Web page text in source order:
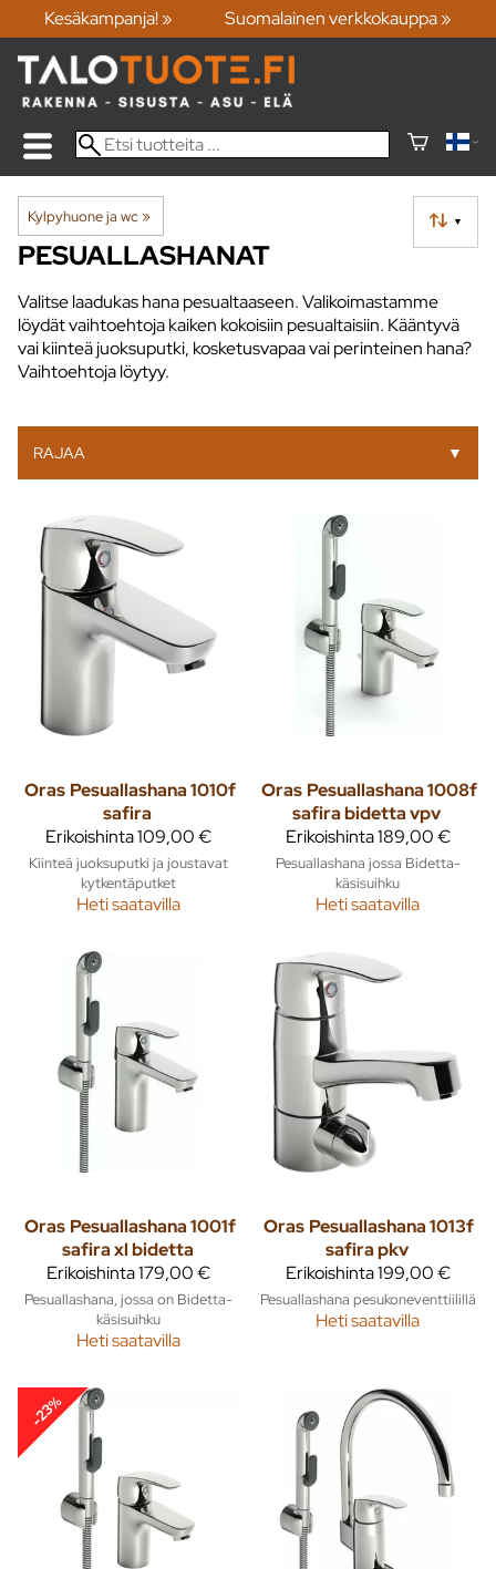
Kesäkampanja! » Suomalainen verkkokauppa »
Kylpyhuone ja wc‪» ▼
PESUALLASHANAT
Valitse laadukas hana pesualtaaseen. Valikoimastamme
löydät vaihtoehtoja kaiken kokoisiin pesualtaisiin. Kääntyvä
vai kiinteä juoksuputki, kosketusvapaa vai perinteinen hana?
Vaihtoehtoja löytyy.
RAJAA ▼
Oras Pesuallashana 1010f
safira
Erikoishinta109,00 €
Kiinteä juoksuputki ja joustavat
kytkentäputket
Heti saatavilla
Oras Pesuallashana 1008f
safira bidetta vpv
Erikoishinta189,00 €
Pesuallashana jossa Bidetta-
käsisuihku
Heti saatavilla
Oras Pesuallashana 1001f
safira xl bidetta
Erikoishinta179,00 €
Pesuallashana, jossa on Bidetta-
käsisuihku
Heti saatavilla
Oras Pesuallashana 1013f
safira pkv
Erikoishinta199,00 €
Pesuallashana pesukoneventtiilillä
Heti saatavilla
-23%